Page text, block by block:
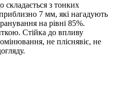
з тонких
7 мм, які нагадують
на рівні 85%.
Стійка до впливу
не пліснявіє, не